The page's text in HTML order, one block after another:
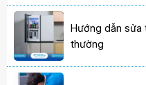
Hướng dẫn sửa
thường